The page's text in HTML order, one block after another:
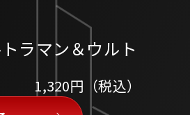
ラマン＆ウルト
1,320円（税込）